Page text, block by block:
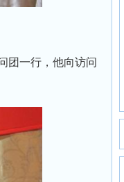
团一行，他向访问